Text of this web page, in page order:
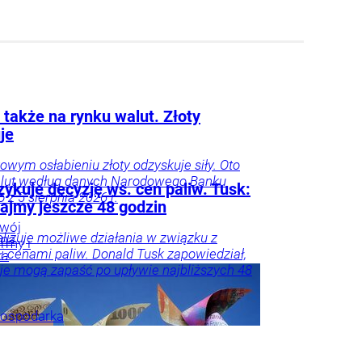
także na rynku walut. Złoty
osłabieniu złoty odzyskuje siły. Oto
według danych Narodowego Banku
z 5 sierpnia 2026 r.
i
decyzję ws. cen paliw. Tusk:
jeszcze 48 godzin
możliwe działania w związku z
cenami paliw. Donald Tusk zapowiedział,
mogą zapaść po upływie najbliższych 48